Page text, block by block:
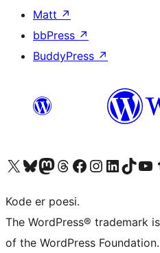
Matt ↗
bbPress ↗
BuddyPress ↗
Besøk vår konto på X Visit our Bluesky account
Besøk vår Mastodon-konto
Visit our Threads account
Besøk vår Facebook-sideBesøk vår Instagram-konto
Besøk vår LinkedIn-konto
Visit our TikTok
Visit our
Kode er poesi.
The WordPress® trademark
of the WordPress Foundation.